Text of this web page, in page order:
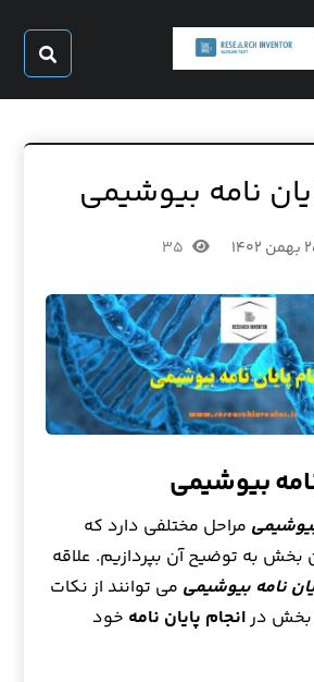
نامه بیوشیمی
۳۵
بیوشیمی
مراحل مختلفی دارد که
بخش به توضیح آن بپردازیم. علاقه
نامه بیوشیمی می توانند از نکات
بخش درانجام پایان نامه خود